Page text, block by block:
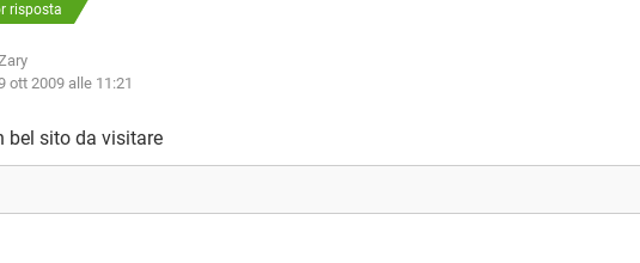
risposta
ott 2009 alle 11:21
bel sito da visitare